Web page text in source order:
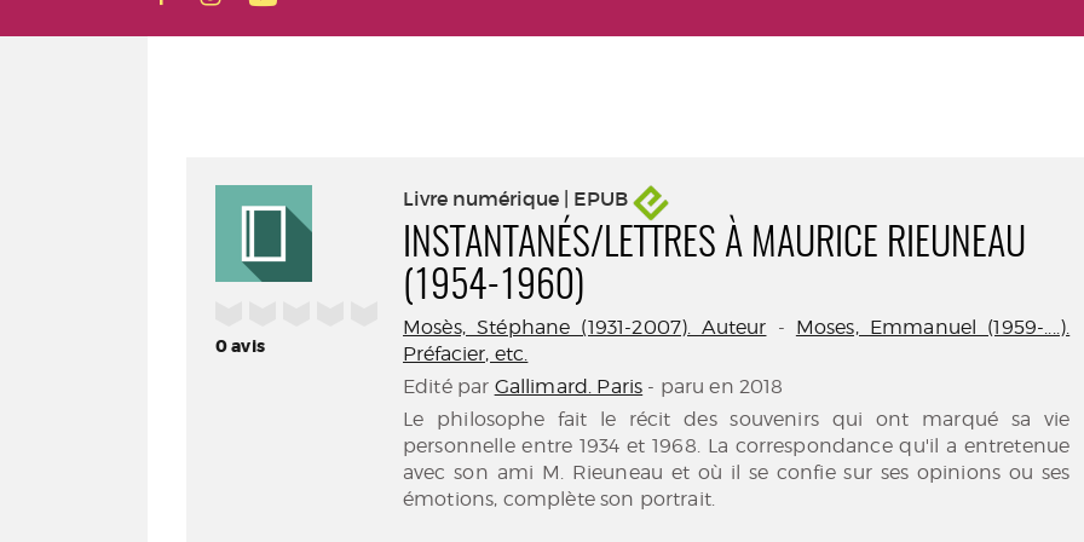
0avis
Livre numérique | EPUB
INSTANTANÉS/LETTRES À MAURICE RIEUNEAU
(1954-1960)
Mosès, Stéphane (1931-2007). Auteur - Moses, Emmanuel (1959-....).
Préfacier, etc.
Edité par Gallimard. Paris - paru en 2018
Le philosophe fait le récit des souvenirs qui ont marqué sa vie
personnelle entre 1934 et 1968. La correspondance qu'il a entretenue
avec son ami M. Rieuneau et où il se confie sur ses opinions ou ses
émotions, complète son portrait.